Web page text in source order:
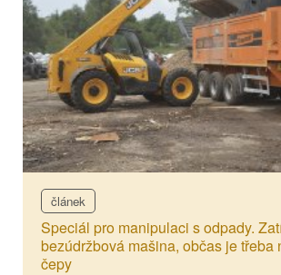
článek
Speciál pro manipulaci s odpady.
bezúdržbová mašina, občas je třeba
čepy